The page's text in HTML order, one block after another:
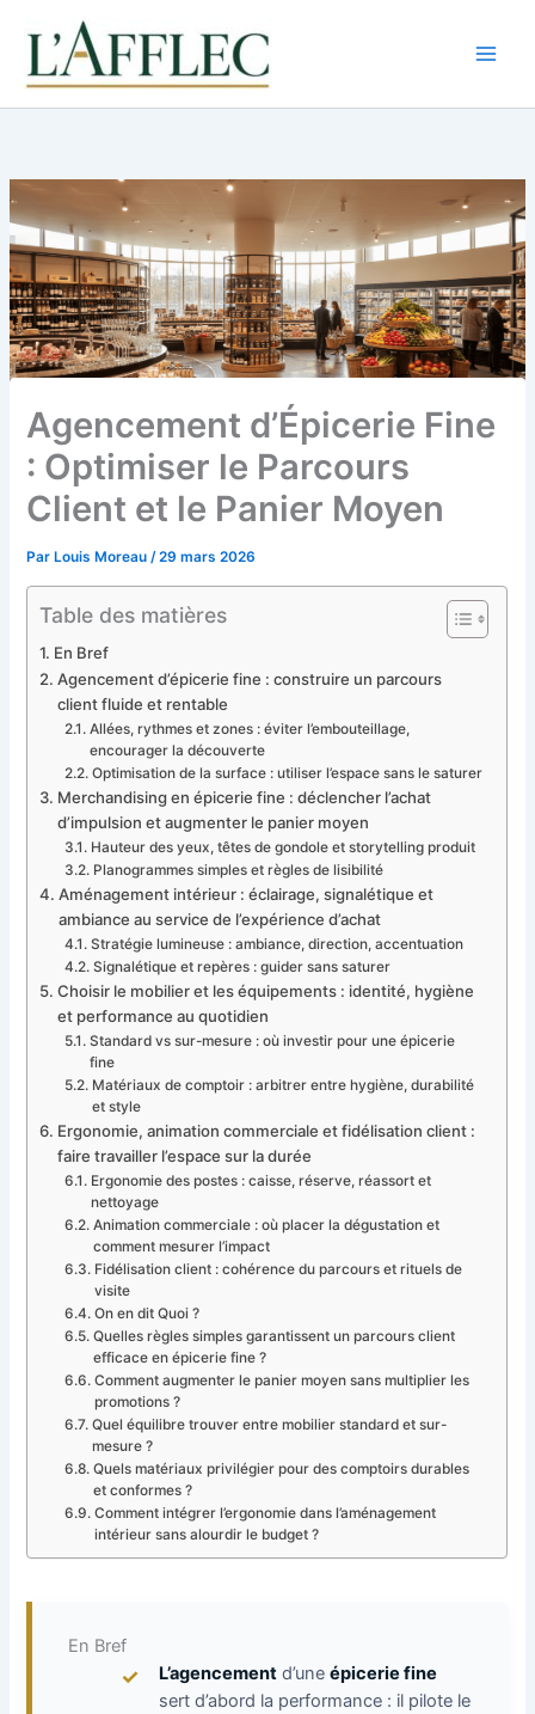
contenu
Agencement d’Épicerie Fine
: Optimiser le Parcours
Client et le Panier Moyen
Par Louis Moreau/29 mars 2026
Table des matières
En Bref
Agencement d’épicerie fine : construire un parcours
client fluide et rentable
Allées, rythmes et zones : éviter l’embouteillage,
encourager la découverte
Optimisation de la surface : utiliser l’espace sans le saturer
Merchandising en épicerie fine : déclencher l’achat
d’impulsion et augmenter le panier moyen
Hauteur des yeux, têtes de gondole et storytelling produit
Planogrammes simples et règles de lisibilité
Aménagement intérieur : éclairage, signalétique et
ambiance au service de l’expérience d’achat
Stratégie lumineuse : ambiance, direction, accentuation
Signalétique et repères : guider sans saturer
Choisir le mobilier et les équipements : identité, hygiène
et performance au quotidien
Standard vs sur-mesure : où investir pour une épicerie
fine
Matériaux de comptoir : arbitrer entre hygiène, durabilité
et style
Ergonomie, animation commerciale et fidélisation client :
faire travailler l’espace sur la durée
Ergonomie des postes : caisse, réserve, réassort et
nettoyage
Animation commerciale : où placer la dégustation et
comment mesurer l’impact
Fidélisation client : cohérence du parcours et rituels de
visite
On en dit Quoi ?
Quelles règles simples garantissent un parcours client
efficace en épicerie fine ?
Comment augmenter le panier moyen sans multiplier les
promotions ?
Quel équilibre trouver entre mobilier standard et sur-
mesure ?
Quels matériaux privilégier pour des comptoirs durables
et conformes ?
Comment intégrer l’ergonomie dans l’aménagement
intérieur sans alourdir le budget ?
En Bref
L’agencement d’uneépicerie fine
sert d’abord la performance : il pilote le